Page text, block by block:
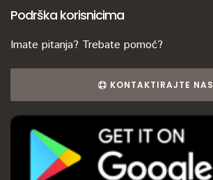
Podrška korisnicima
Imate pitanja? Trebate pomoć?
KONTAKTIRAJTE NAS